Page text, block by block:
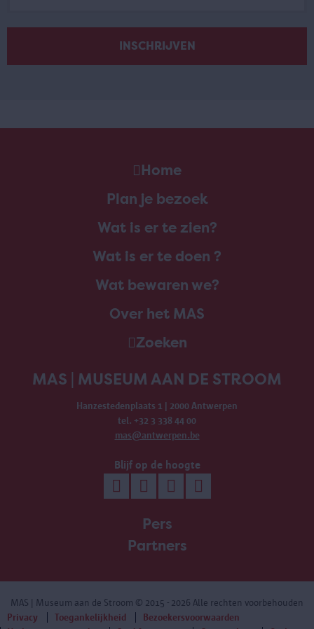
Home
Plan je bezoek
Wat is er te zien?
Wat is er te doen ?
Wat bewaren we?
Over het MAS
Zoeken
MAS | MUSEUM AAN DE STROOM
Hanzestedenplaats 1 | 2000 Antwerpen
tel. +32 3 338 44 00
mas@antwerpen.be
Blijf op de hoogte
Pers
Partners
MAS | Museum aan de Stroom © 2015 - 2026 Alle rechten voorbehouden
Privacy
Toegankelijkheid
Bezoekersvoorwaarden